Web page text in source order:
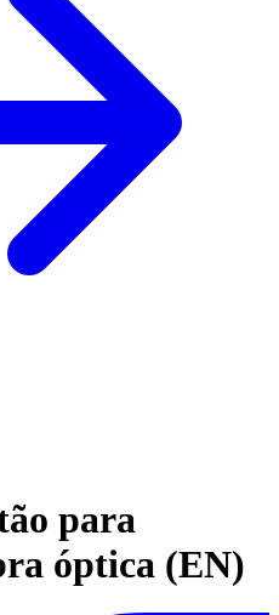
para
óptica (EN)